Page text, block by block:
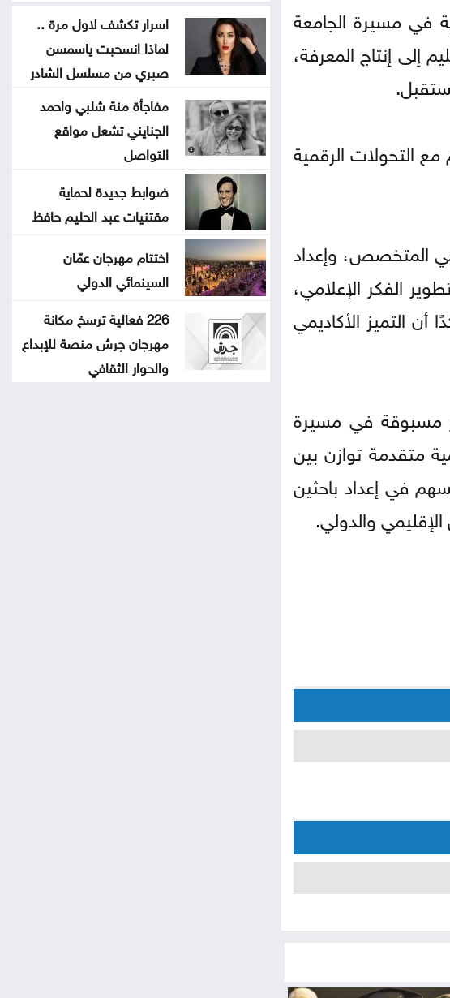
في مسيرة الجامعة
إلى إنتاج المعرفة،
التحولات الرقمية
المتخصص، وإعداد
الفكر الإعلامي،
التميز الأكاديمي
مسبوقة في مسيرة
متقدمة توازن بين
في إعداد باحثين
والدولي.
اسرار تكشف لاول مرة ..
لماذا انسحبت ياسمسن
صبري من مسلسل الشادر
مفاجأة منة شلبي واحمد
الجنايني تشعل مواقع
التواصل
ضوابط جديدة لحماية
مقتنيات عبد الحليم حافظ
اختتام مهرجان عمّان
السينمائي الدولي
226 فعالية ترسخ مكانة
مهرجان جرش منصة للإبداع
والحوار الثقافي